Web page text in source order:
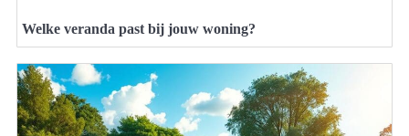
Welke veranda past bij jouw woning?